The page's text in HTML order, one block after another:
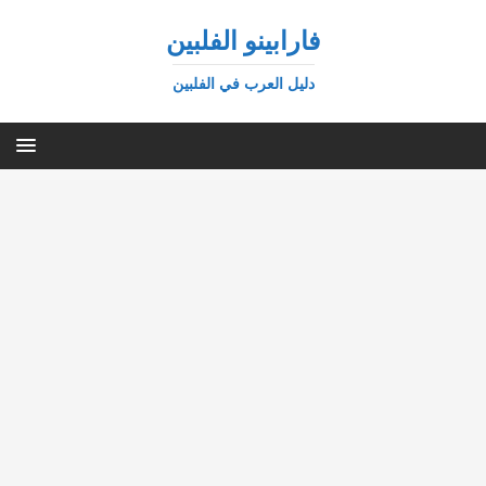
فارابينو الفلبين
دليل العرب في الفلبين